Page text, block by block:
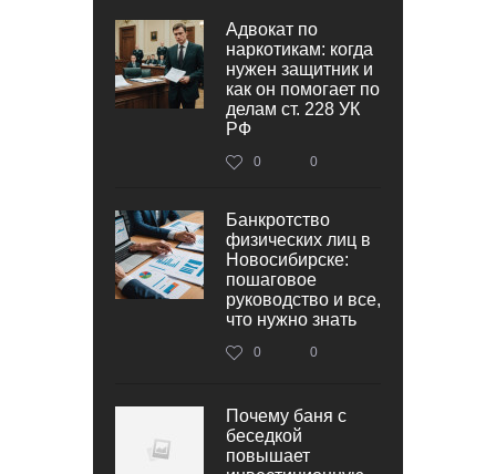
Адвокат по
наркотикам: когда
нужен защитник и
как он помогает по
делам ст. 228 УК
РФ
0 0
Банкротство
физических лиц в
Новосибирске:
пошаговое
руководство и все,
что нужно знать
0 0
Почему баня с
беседкой
повышает